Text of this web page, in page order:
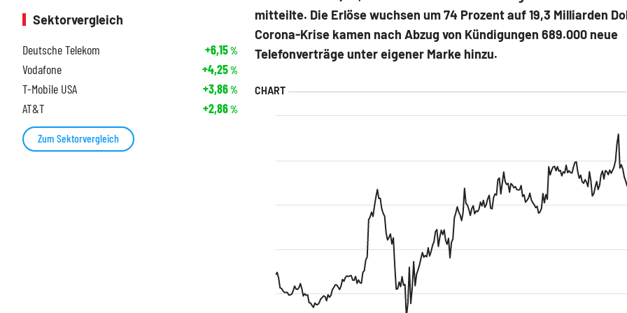
mitteilte. Die Erlöse wuchsen um 74 Prozent auf 19,3 Milliarden
Corona-Krise kamen nach Abzug von Kündigungen 689.000 neue
Telefonverträge unter eigener Marke hinzu.
Sektorvergleich
Deutsche Telekom
+6,15%
Vodafone +4,25%
T-Mobile USA +3,86%
AT&T +2,86%
Zum Sektorvergleich